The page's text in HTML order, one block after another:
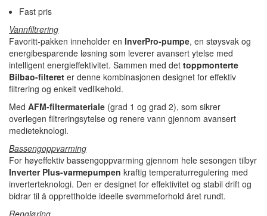
Fast pris
Vannfiltrering
Favoritt-pakken inneholder en InverPro-pumpe, en støysvak og
energibesparende løsning som leverer avansert ytelse med
intelligent energieffektivitet. Sammen med det toppmonterte
Bilbao-filteret er denne kombinasjonen designet for effektiv
filtrering og enkelt vedlikehold.
Med AFM-filtermateriale (grad 1 og grad 2), som sikrer
overlegen filtreringsytelse og renere vann gjennom avansert
medieteknologi.
Bassengoppvarming
For høyeffektiv bassengoppvarming gjennom hele sesongen tilbyr
Inverter Plus-varmepumpen kraftig temperaturregulering med
inverterteknologi. Den er designet for effektivitet og stabil drift og
bidrar til å opprettholde ideelle svømmeforhold året rundt.
Rengjøring